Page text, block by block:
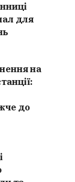
для
на
до